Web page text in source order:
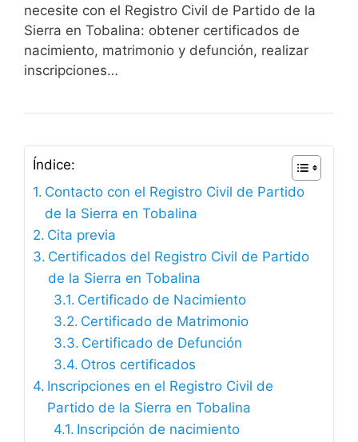
necesite con el Registro Civil de Partido de la
Sierra en Tobalina: obtener certificados de
nacimiento, matrimonio y defunción, realizar
inscripciones…
Índice:
Contacto con el Registro Civil de Partido
de la Sierra en Tobalina
Cita previa
Certificados del Registro Civil de Partido
de la Sierra en Tobalina
Certificado de Nacimiento
Certificado de Matrimonio
Certificado de Defunción
Otros certificados
Inscripciones en el Registro Civil de
Partido de la Sierra en Tobalina
Inscripción de nacimiento